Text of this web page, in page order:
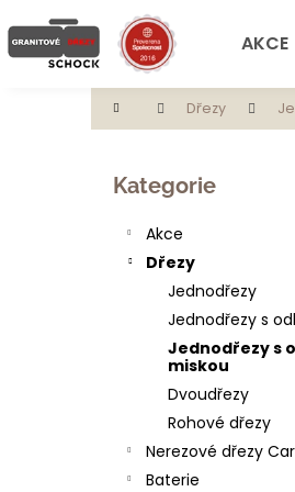
na
obsah
AKCE
Domů Dřezy
Přeskočit
kategorie
Kategorie
Akce
Dřezy
Jednodřezy
Jednodřezy s
Jednodřezy s
miskou
Dvoudřezy
Rohové dřezy
Nerezové dřezy
Baterie
o
Zpět
Zpět